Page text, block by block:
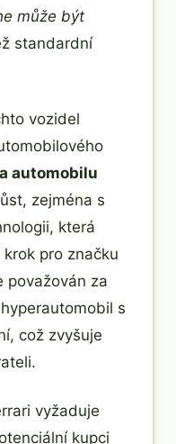
může být
standardní
vozidel
automobilu
zejména s
která
pro značku
považován za
s
což zvyšuje
vyžaduje
kupci